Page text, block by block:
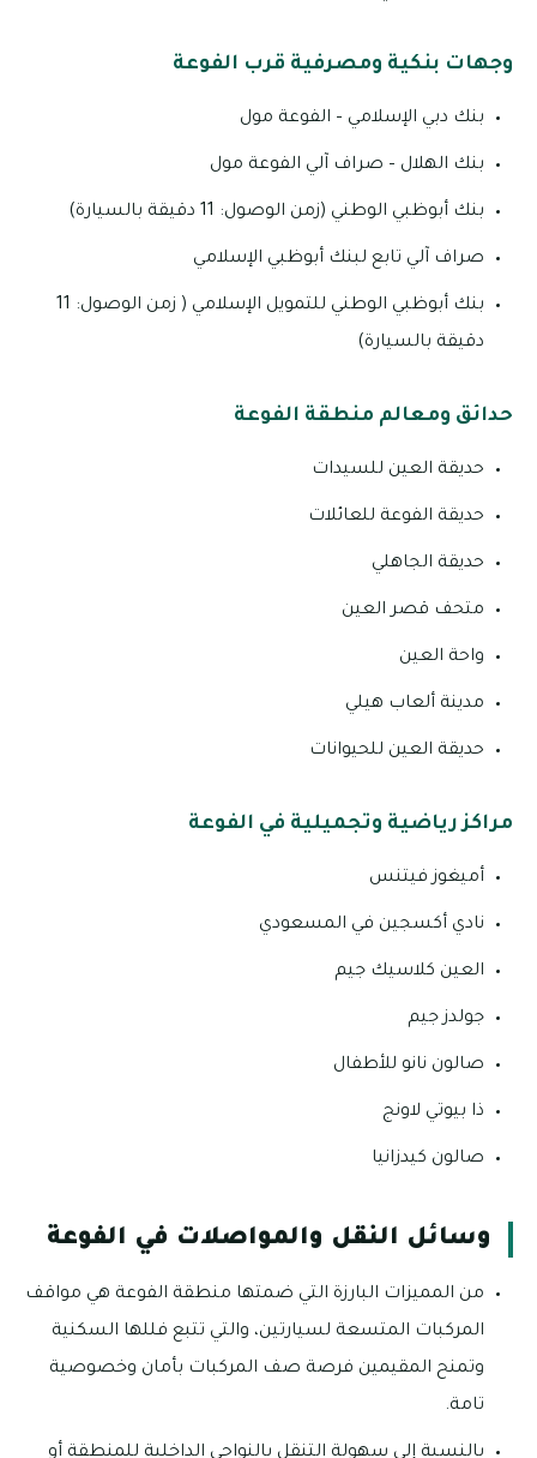
وجهات بنكية ومصرفية قرب الفوعة
بنك دبي الإسلامي – الفوعة مول
بنك الهلال – صراف آلي الفوعة مول
بنك أبوظبي الوطني (زمن الوصول: 11 دقيقة بالسيارة)
صراف آلي تابع لبنك أبوظبي الإسلامي
بنك أبوظبي الوطني للتمويل الإسلامي ( زمن الوصول: 11
دقيقة بالسيارة)
حدائق ومعالم منطقة الفوعة
حديقة العين للسيدات
حديقة الفوعة للعائلات
حديقة الجاهلي
متحف قصر العين
واحة العين
مدينة ألعاب هيلي
حديقة العين للحيوانات
مراكز رياضية وتجميلية في الفوعة
أميغوز فيتنس
نادي أكسجين في المسعودي
العين كلاسيك جيم
جولدز جيم
صالون نانو للأطفال
ذا بيوتي لاونج
صالون كيدزانيا
وسائل النقل والمواصلات في الفوعة
من المميزات البارزة التي ضمتها منطقة الفوعة هي مواقف
المركبات المتسعة لسيارتين، والتي تتبع فللها السكنية
وتمنح المقيمين فرصة صف المركبات بأمان وخصوصية
تامة.
بالنسبة إلى سهولة التنقل بالنواحي الداخلية للمنطقة أو